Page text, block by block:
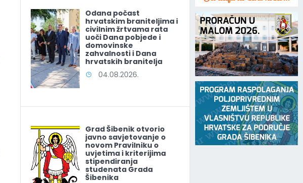
Odana počast
hrvatskim braniteljima i
civilnim žrtvama rata
uoči Dana pobjede i
domovinske
zahvalnosti i Dana
hrvatskih branitelja
04.08.2026.
Grad Šibenik otvorio
javno savjetovanje o
novom Pravilniku o
uvjetima i kriterijima
stipendiranja
studenata Grada
Šibenika